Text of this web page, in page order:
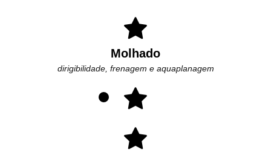
Molhado
dirigibilidade, frenagem e aquaplanagem